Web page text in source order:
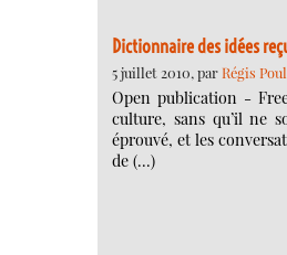
Dictionnaire des idées
5 juillet 2010, parRégis
Open publication -
culture, sans qu’il ne
éprouvé, et les
de (…)